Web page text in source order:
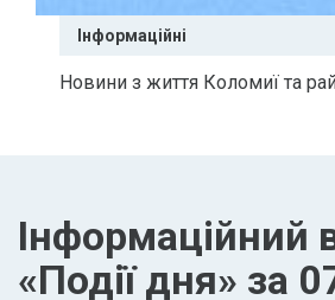
Інформаційні
Новини з життя Коломиї та
Інформаційний
«Події дня» за